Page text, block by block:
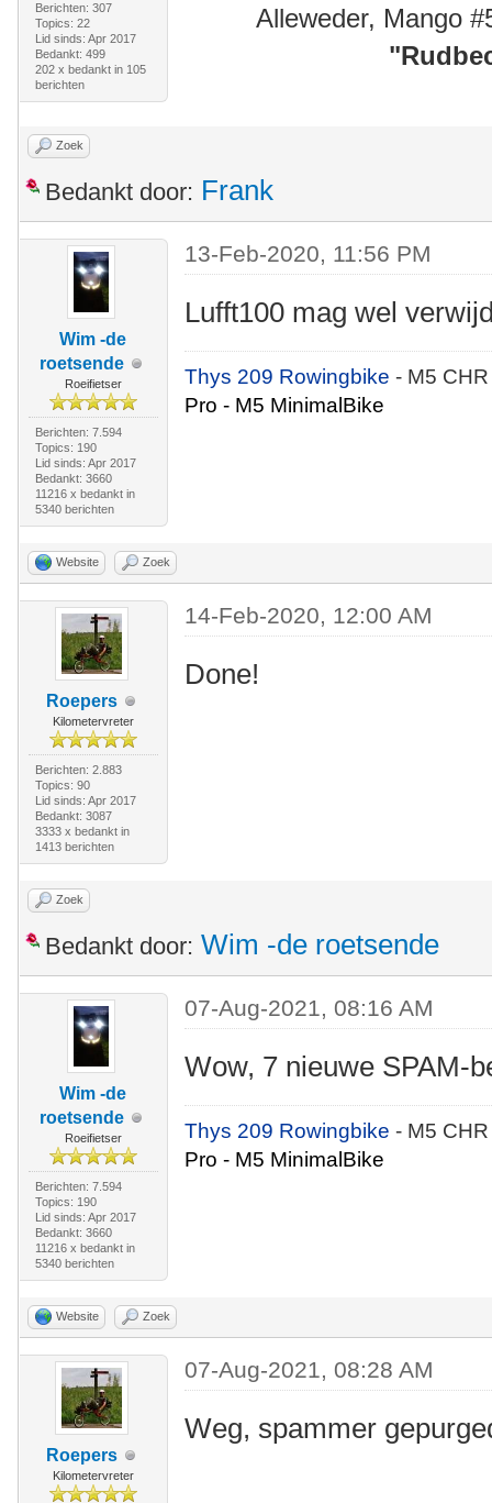
Berichten: 307
Topics: 22
Lid sinds: Apr 2017
Bedankt: 499
202 x bedankt in 105
berichten
Alleweder, Mango
"
Zoek
Bedankt door: Frank
Wim -de
roetsende
Roeifietser
Berichten: 7.594
Topics: 190
Lid sinds: Apr 2017
Bedankt: 3660
11216 x bedankt in
5340 berichten
13-Feb-2020, 11:56 PM
Lufft100 mag wel
Thys 209 Rowingbike- M5
Pro - M5 MinimalBike
Website Zoek
Roepers
Kilometervreter
Berichten: 2.883
Topics: 90
Lid sinds: Apr 2017
Bedankt: 3087
3333 x bedankt in
1413 berichten
14-Feb-2020, 12:00 AM
Done!
Zoek
Bedankt door: Wim -de roetsende
Wim -de
roetsende
Roeifietser
Berichten: 7.594
Topics: 190
Lid sinds: Apr 2017
Bedankt: 3660
11216 x bedankt in
5340 berichten
07-Aug-2021, 08:16 AM
Wow, 7 nieuwe SPAM-
Thys 209 Rowingbike- M5
Pro - M5 MinimalBike
Website Zoek
Roepers
Kilometervreter
07-Aug-2021, 08:28 AM
Weg, spammer